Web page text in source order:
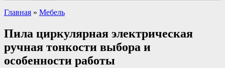
Главная » Мебель
Пила циркулярная электрическая
ручная тонкости выбора и
особенности работы